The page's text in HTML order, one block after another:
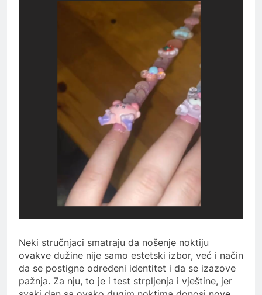
Neki stručnjaci smatraju da nošenje noktiju
ovakve dužine nije samo estetski izbor, već i način
da se postigne određeni identitet i da se izazove
pažnja. Za nju, to je i test strpljenja i vještine, jer